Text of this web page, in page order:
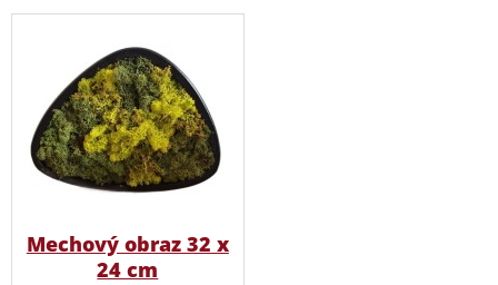
Mechový obraz 32 x
24 cm